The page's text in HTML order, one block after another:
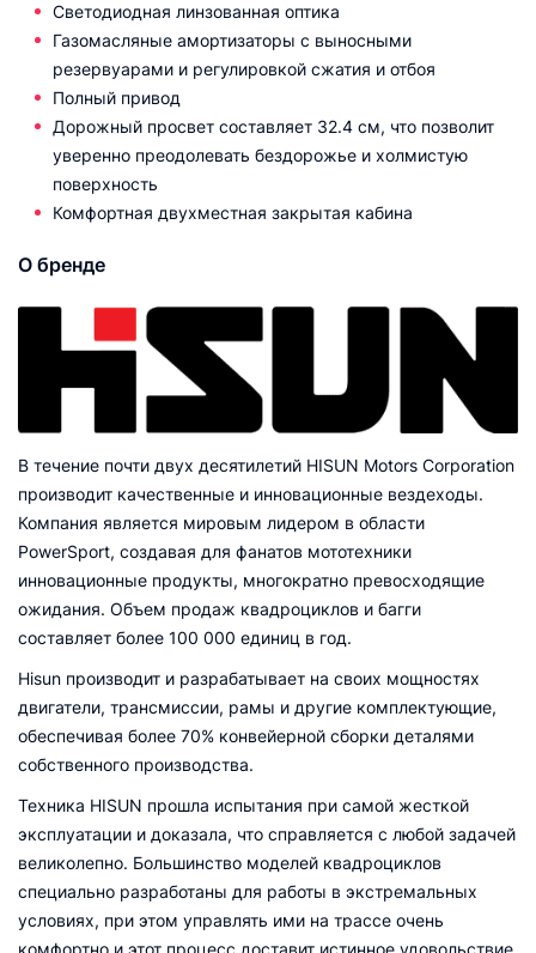
Светодиодная линзованная оптика
Газомасляные амортизаторы с выносными
резервуарами и регулировкой сжатия и отбоя
Полный привод
Дорожный просвет составляет 32.4 см, что позволит
уверенно преодолевать бездорожье и холмистую
поверхность
Комфортная двухместная закрытая кабина
О бренде
В течение почти двух десятилетий HISUN Motors Corporation
производит качественные и инновационные вездеходы.
Компания является мировым лидером в области
PowerSport, создавая для фанатов мототехники
инновационные продукты, многократно превосходящие
ожидания. Объем продаж квадроциклов и багги
составляет более 100 000 единиц в год.
Hisun производит и разрабатывает на своих мощностях
двигатели, трансмиссии, рамы и другие комплектующие,
обеспечивая более 70% конвейерной сборки деталями
собственного производства.
Техника HISUN прошла испытания при самой жесткой
эксплуатации и доказала, что справляется с любой задачей
великолепно. Большинство моделей квадроциклов
специально разработаны для работы в экстремальных
условиях, при этом управлять ими на трассе очень
комфортно и этот процесс доставит истинное удовольствие